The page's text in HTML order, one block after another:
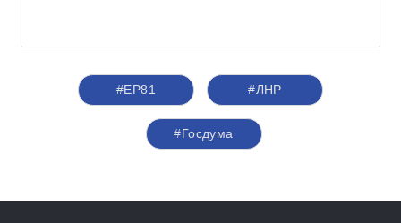
#ЕР81 #ЛНР
#Госдума